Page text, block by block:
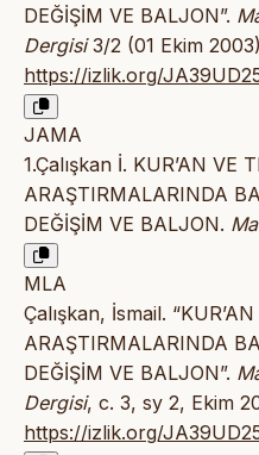
DEĞİŞİM VE BALJON”.
Dergisi3/2 (01 Ekim
https://izlik.org/
JAMA
1.Çalışkan İ. KUR’AN VE
ARAŞTIRMALARINDA
DEĞİŞİM VE BALJON.
MLA
Çalışkan, İsmail.
ARAŞTIRMALARINDA
DEĞİŞİM VE BALJON”.
Dergisi, c. 3, sy 2, Ekim
https://izlik.org/